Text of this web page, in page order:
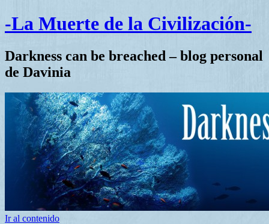
-La Muerte de la Civilización-
Darkness can be breached – blog personal
de Davinia
Ir al contenido